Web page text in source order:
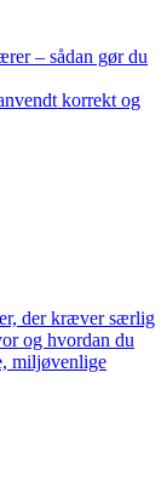
– sådan gør du
korrekt og
der kræver særlig
og hvordan du
miljøvenlige